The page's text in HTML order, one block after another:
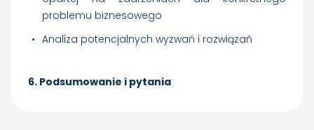
problemu biznesowego
Analiza potencjalnych wyzwań i rozwiązań
6. Podsumowanie i pytania